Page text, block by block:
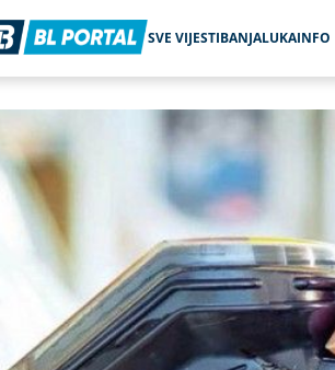
SVE VIJESTIBANJALUKAINFO